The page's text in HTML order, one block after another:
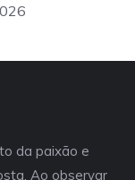
da paixão e
Ao observar